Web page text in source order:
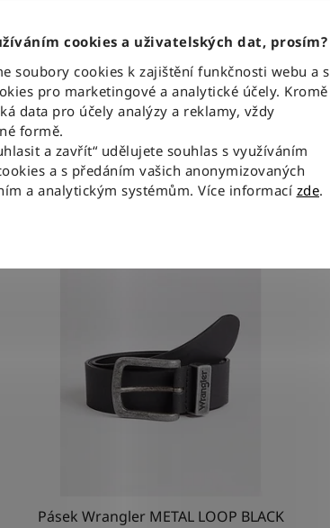
cookies a uživatelských dat, prosím?
soubory cookies k zajištění funkčnosti webu a s
pro marketingové a analytické účely. Kromě
data pro účely analýzy a reklamy, vždy
formě.
a zavřít“ udělujete souhlas s využíváním
a s předáním vašich anonymizovaných
a analytickým systémům. Více informací zde.
s koženou nášivkou loga.
Související produkty
Pásek Wrangler METAL LOOP BLACK